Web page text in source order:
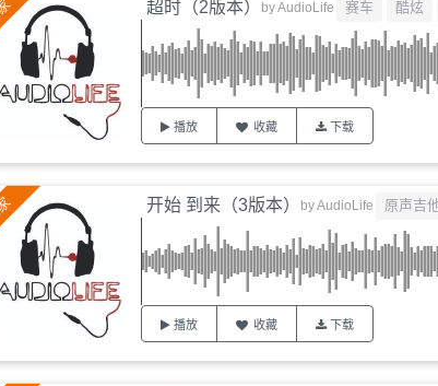
超时（2版本） byAudioLife 赛车 酷炫
播放 收藏 下载
开始 到来（3版本） byAudioLife 原声吉
播放 收藏 下载